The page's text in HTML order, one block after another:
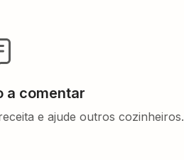
a comentar
e ajude outros cozinheiros.